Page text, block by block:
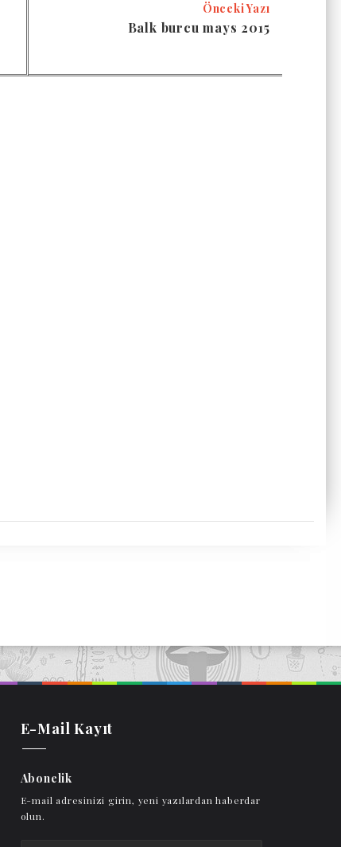
Önceki Yazı
Balk burcu mays 2015
E-Mail Kayıt
Abonelik
E-mail adresinizi girin, yeni yazılardan haberdar
olun.